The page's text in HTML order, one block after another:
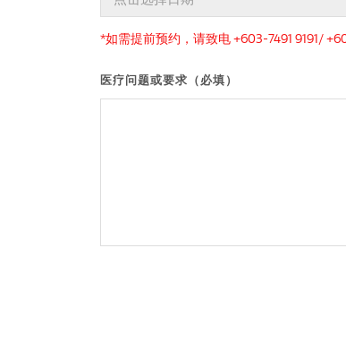
*如需提前预约，请致电 +603-7491 9191/
医疗问题或要求（必填）